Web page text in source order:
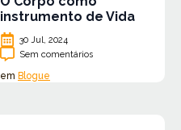
instrumento de Vida
30 Jul, 2024
Sem comentários
em Blogue